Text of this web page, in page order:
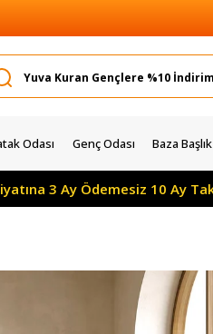
Odası Genç Odası Baza Başlık
Ay Ödemesiz 10 Ay Taksitle